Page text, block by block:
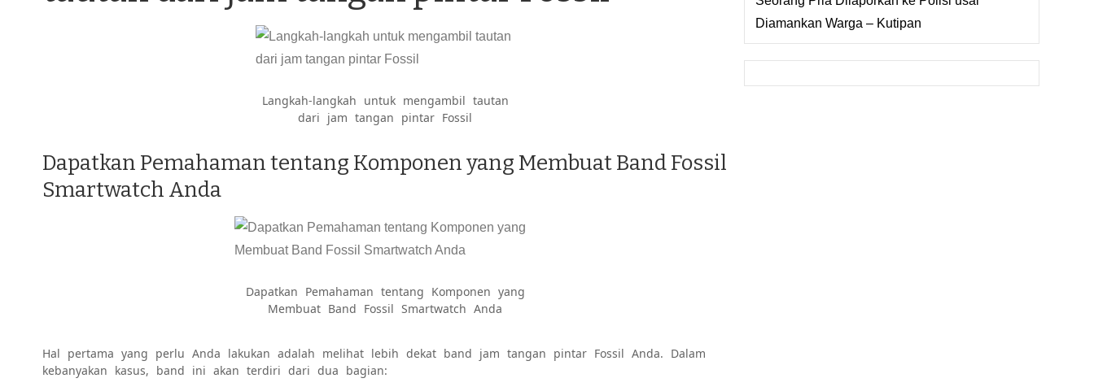
Langkah-langkah untuk mengambil tautan
dari jam tangan pintar Fossil
Dapatkan Pemahaman tentang Komponen yang Membuat Band Fossil
Smartwatch Anda
Dapatkan Pemahaman tentang Komponen yang
Membuat Band Fossil Smartwatch Anda
Hal pertama yang perlu Anda lakukan adalah melihat lebih dekat band jam tangan pintar Fossil Anda. Dalam
kebanyakan kasus, band ini akan terdiri dari dua bagian:
Diamankan Warga – Kutipan